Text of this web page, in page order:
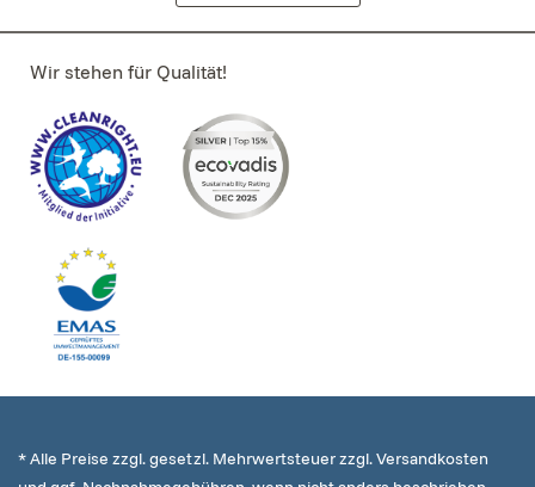
Wir stehen für Qualität!
* Alle Preise zzgl. gesetzl. Mehrwertsteuer zzgl. Versandkosten